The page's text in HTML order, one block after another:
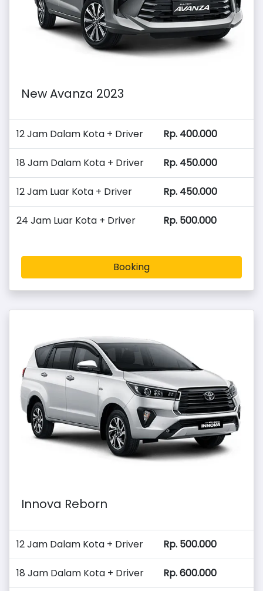
New Avanza 2023
12 Jam Dalam Kota + Driver Rp. 400.000
18 Jam Dalam Kota + Driver Rp. 450.000
12 Jam Luar Kota + Driver Rp. 450.000
24 Jam Luar Kota + Driver Rp. 500.000
Booking
Innova Reborn
12 Jam Dalam Kota + Driver Rp. 500.000
18 Jam Dalam Kota + Driver Rp. 600.000